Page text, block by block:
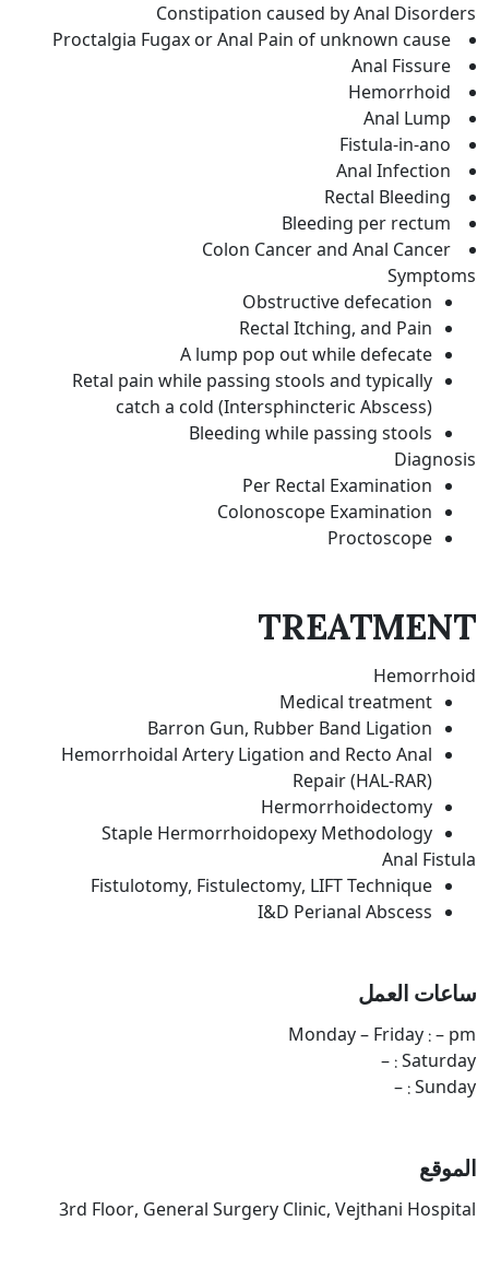
Constipation caused by Anal Disorders
Proctalgia Fugax or Anal Pain of unknown cause
Anal Fissure
Hemorrhoid
Anal Lump
Fistula-in-ano
Anal Infection
Rectal Bleeding
Bleeding per rectum
Colon Cancer and Anal Cancer
Symptoms
Obstructive defecation
Rectal Itching, and Pain
A lump pop out while defecate
Retal pain while passing stools and typically
catch a cold (Intersphincteric Abscess)
Bleeding while passing stools
Diagnosis
Per Rectal Examination
Colonoscope Examination
Proctoscope
TREATMENT
Hemorrhoid
Medical treatment
Barron Gun, Rubber Band Ligation
Hemorrhoidal Artery Ligation and Recto Anal
Repair (HAL-RAR)
Hermorrhoidectomy
Staple Hermorrhoidopexy Methodology
Anal Fistula
Fistulotomy, Fistulectomy, LIFT Technique
I&D Perianal Abscess
ساعات العمل
Monday – Friday : – pm
Saturday : –
Sunday : –
الموقع
3rd Floor, General Surgery Clinic, Vejthani Hospital